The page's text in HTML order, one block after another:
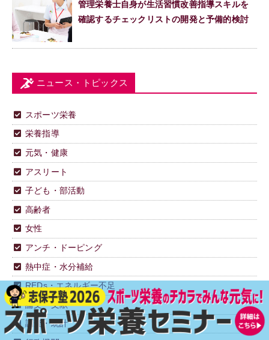
管理栄養士自身が生活習慣改善指導スキルを
確認するチェックリストの開発と予備的検討
ニュース・トピックス
スポーツ栄養
栄養指導
元気・健康
アスリート
子ども・部活動
高齢者
女性
アンチ・ドーピング
熱中症・水分補給
REDs・エネルギー不足
論文・文献
調査・統計